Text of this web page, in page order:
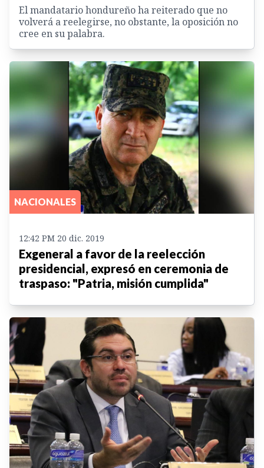
El mandatario hondureño ha reiterado que no
volverá a reelegirse, no obstante, la oposición no
cree en su palabra.
NACIONALES
12:42 PM 20 dic. 2019
Exgeneral a favor de la reelección
presidencial, expresó en ceremonia de
traspaso: "Patria, misión cumplida"